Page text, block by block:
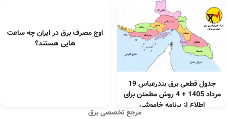
جدول قطعی برق بندرعباس 19
مرداد 1405 + 4 روش مطمئن برای
اطلاع از برنامه خاموشی
اوج مصرف برق در ایران چه ساعت
هایی هستند؟
مرجع تخصصی برق